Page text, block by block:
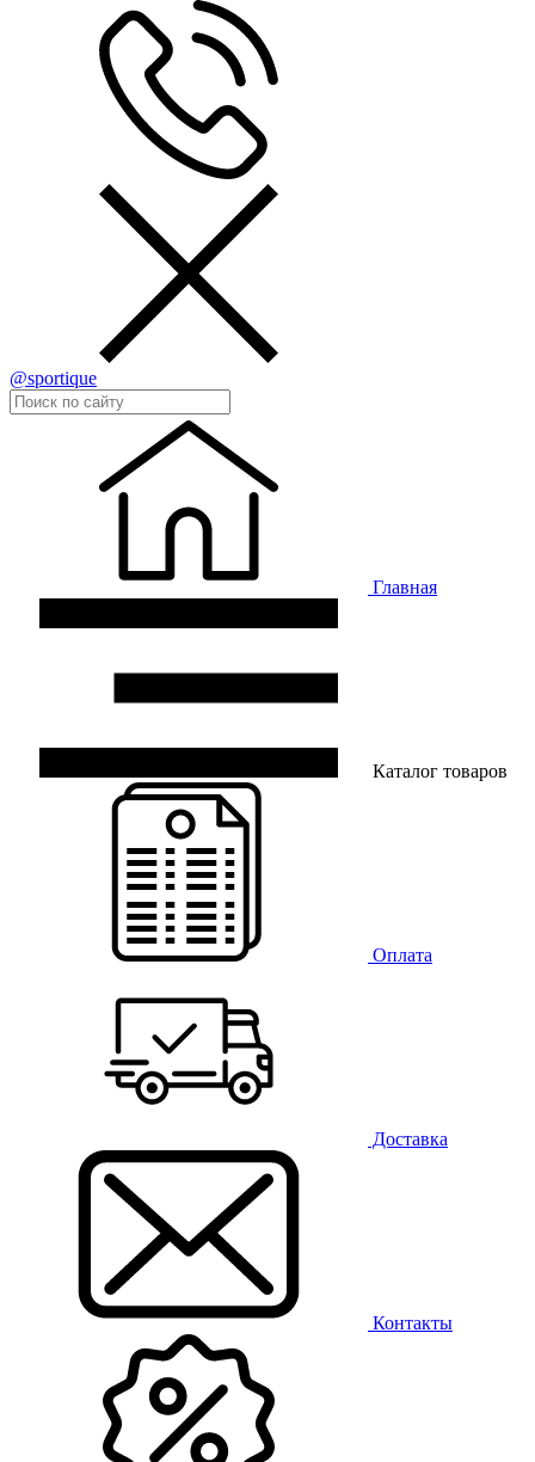
@sportique
Главная
Каталог товаров
Оплата
Доставка
Контакты